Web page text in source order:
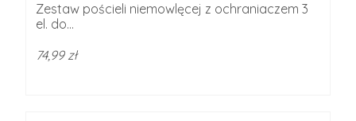
Zestaw pościeli niemowlęcej z ochraniaczem 3
el. do...
74,99 zł